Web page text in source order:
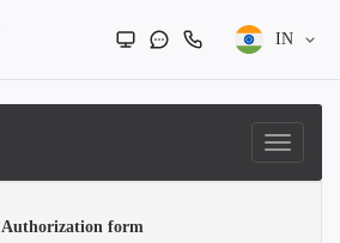
IN
Authorization form